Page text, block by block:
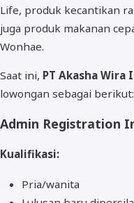
Life, produk kecantikan
juga produk makanan
Wonhae.
Saat ini, PT Akasha
lowongan sebagai berikut:
Admin Registration
Kualifikasi:
Pria/wanita